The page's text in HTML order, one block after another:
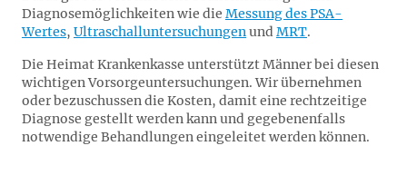
Diagnosemöglichkeiten wie die Messung des PSA-
Wertes, Ultraschalluntersuchungenund MRT.
Die Heimat Krankenkasse unterstützt Männer bei diesen
wichtigen Vorsorgeuntersuchungen. Wir übernehmen
oder bezuschussen die Kosten, damit eine rechtzeitige
Diagnose gestellt werden kann und gegebenenfalls
notwendige Behandlungen eingeleitet werden können.